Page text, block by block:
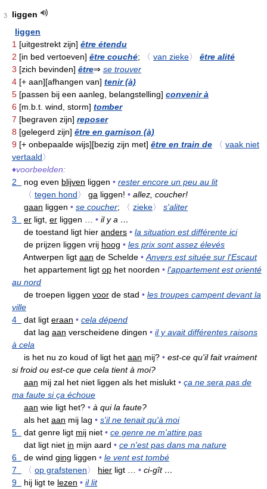
3
liggen
liggen
1 [uitgestrekt zijn] être étendu
2 [in bed vertoeven] être couché; 〈 van zieke〉
être alité
3 [zich bevinden] être⇒ se trouver
4 [+ aan][afhangen van] tenir (à)
5 [passen bij een aanleg, belangstelling] convenir à
6 [m.b.t. wind, storm] tomber
7 [begraven zijn] reposer
8 [gelegerd zijn] être en garnison (à)
9 [+ onbepaalde wijs][bezig zijn met] être en train de 〈 vaak niet
vertaald〉
♦voorbeelden:
2
nog even blijven liggen • rester encore un peu au lit
〈 tegen hond〉 ga liggen! • allez, coucher!
gaan liggen • se coucher; 〈 zieke〉
s'aliter
3
er ligt, er liggen … • il y a …
de toestand ligt hier anders • la situation est différente ici
de prijzen liggen vrij hoog • les prix sont assez élevés
Antwerpen ligt aan de Schelde • Anvers est située sur l'Escaut
het appartement ligt op het noorden • l'appartement est orienté
au nord
de troepen liggen voor de stad • les troupes campent devant la
ville
4
dat ligt eraan • cela dépend
dat lag aan verscheidene dingen • il y avait différentes raisons
à cela
is het nu zo koud of ligt het aan mij? • est-ce qu'il fait vraiment
si froid ou est-ce que cela tient à moi?
aan mij zal het niet liggen als het mislukt • ça ne sera pas de
ma faute si ça échoue
aan wie ligt het? • à qui la faute?
als het aan mij lag • s'il ne tenait qu'à moi
5
dat genre ligt mij niet • ce genre ne m'attire pas
dat ligt niet in mijn aard • ce n'est pas dans ma nature
6
de wind ging liggen • le vent est tombé
7
〈 op grafstenen〉 hier ligt … • ci-gît …
9
hij ligt te lezen • il lit